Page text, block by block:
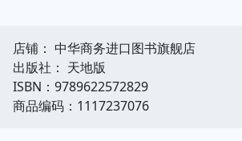
店铺： 中华商务进口图书旗舰店
出版社： 天地版
ISBN：9789622572829
商品编码：1117237076